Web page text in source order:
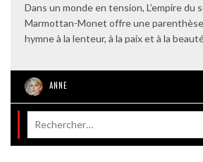
Dans un monde en tension, L’empire du
Marmottan-Monet offre une
hymne à la lenteur, à la paix et à la
ANNE